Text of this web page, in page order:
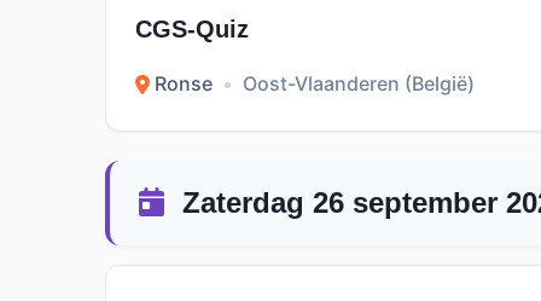
CGS-Quiz
Ronse • Oost-Vlaanderen (België)
Zaterdag 26 september